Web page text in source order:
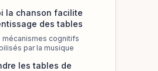
la chanson facilite
des tables
mécanismes cognitifs
par la musique
les tables de